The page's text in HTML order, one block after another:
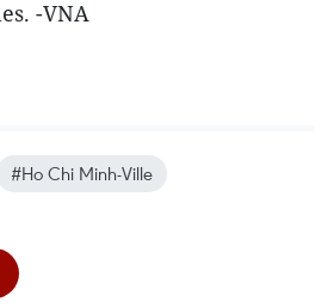
-VNA
#Ho Chi Minh-Ville